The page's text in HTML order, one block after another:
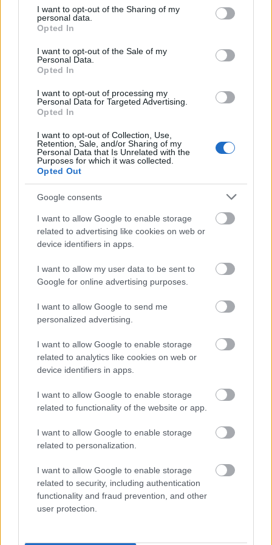
not limited to your visit or usage behaviour. You may click to
grant or deny consent to Google and its third-party tags to
use your data for below specified purposes in below Google
consent section.
I want to opt-out of the Sharing of my
personal data.
Opted In
I want to opt-out of the Sale of my
Personal Data.
Opted In
I want to opt-out of processing my
Personal Data for Targeted Advertising.
Opted In
I want to opt-out of Collection, Use,
Retention, Sale, and/or Sharing of my
Personal Data that Is Unrelated with the
Purposes for which it was collected.
Opted Out
Google consents
I want to allow Google to enable storage
related to advertising like cookies on web or
device identifiers in apps.
I want to allow my user data to be sent to
Google for online advertising purposes.
I want to allow Google to send me
personalized advertising.
I want to allow Google to enable storage
related to analytics like cookies on web or
device identifiers in apps.
I want to allow Google to enable storage
related to functionality of the website or app.
I want to allow Google to enable storage
related to personalization.
I want to allow Google to enable storage
related to security, including authentication
functionality and fraud prevention, and other
user protection.
valószínűleg pont ezért játszotta el ilyen kitűnően.
Már 2000-ben tervezték a rendezővel, Darren
Aronofskyval, hogy fogatnak egy balettfilmet.
Portman gyerekkorában balettozott (kábé akkor,
amikor a Leon a profit készítették), de ahhoz, hogy
maga tudja végigcsinálni a nehezebb mozdulatok
kivételével a film színpadon játszó jeleneteit, kemény
edzésre volt szükség. Egy évvel a forgatás előtt
nekikezdett Mary Helen Bowers balettanárral, heti
órás forgatások előtt és után. Először Portman testét
kellett megdolgozni, konkrétan a belső combjából
kellett lefaragni annyit, hogy egyáltalán képes
legyen megcsinálni a legfontosabb mozdulatokat.
Ahogy a tegnapi poszt arról szólt, hogyan lehet
beleugrani egy szerepbe, majd kiugrani onnan, a
Black Swan esetében a szélsőséges elmélyülésről
lehet beszélni. És nemcsak a sztoriban valósul ez
meg, nemcsak Nina Sayers merül egyre mélyebbre a
találni a mélységeit. Ahogy haladunk egyre
mélyebbre Nina Sayers bomló elméjében, úgy lett
egyre nagyobb a félelmem, hogy a színésznő eléri a
határait, és következik a Naomi Watts-os sikoltozás